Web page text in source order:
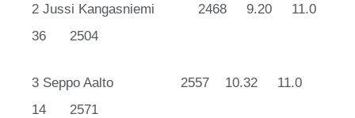
2 Jussi Kangasniemi 2468 9.20 11.0
36 2504
3 Seppo Aalto 2557 10.32 11.0
14 2571